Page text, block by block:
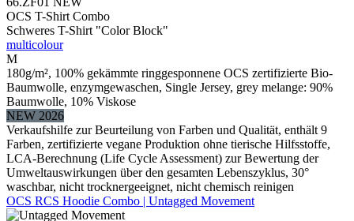
OCS T-Shirt Combo
Schweres T-Shirt "Color Block"
multicolour
M
180g/m², 100% gekämmte ringgesponnene OCS zertifizierte Bio-
Baumwolle, enzymgewaschen, Single Jersey, grey melange: 90%
Baumwolle, 10% Viskose
NEW 2026
Verkaufshilfe zur Beurteilung von Farben und Qualität, enthält 9
Farben, zertifizierte vegane Produktion ohne tierische Hilfsstoffe,
LCA-Berechnung (Life Cycle Assessment) zur Bewertung der
Umweltauswirkungen über den gesamten Lebenszyklus, 30°
waschbar, nicht trocknergeeignet, nicht chemisch reinigen
OCS RCS Hoodie Combo | Untagged Movement